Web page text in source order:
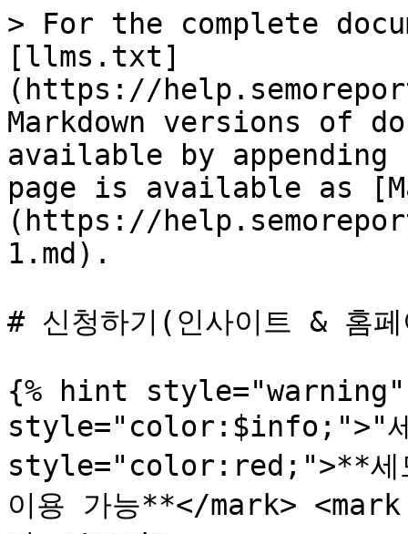
> For the complete
[llms.txt]
(https://
Markdown versions of
available by
page is available as
(https://
1.md).
# 신청하기(인사이트 & 홈
{% hint style="warning"
style="color:$info;">"세
style="color:red;">**세모
이용 가능**</mark>